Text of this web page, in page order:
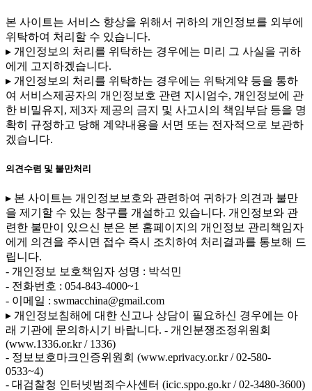
본 사이트는 서비스 향상을 위해서 귀하의 개인정보를 외부에
위탁하여 처리할 수 있습니다.
▸ 개인정보의 처리를 위탁하는 경우에는 미리 그 사실을 귀하
에게 고지하겠습니다.
▸ 개인정보의 처리를 위탁하는 경우에는 위탁계약 등을 통하
여 서비스제공자의 개인정보호 관련 지시엄수, 개인정보에 관
한 비밀유지, 제3자 제공의 금지 및 사고시의 책임부담 등을 명
확히 규정하고 당해 계약내용을 서면 또는 전자적으로 보관하
겠습니다.
의견수렴 및 불만처리
▸ 본 사이트는 개인정보보호와 관련하여 귀하가 의견과 불만
을 제기할 수 있는 창구를 개설하고 있습니다. 개인정보와 관
련한 불만이 있으신 분은 본 홈페이지의 개인정보 관리책임자
에게 의견을 주시면 접수 즉시 조치하여 처리결과를 통보해 드
립니다.
- 개인정보 보호책임자 성명 : 박석민
- 전화번호 : 054-843-4000~1
- 이메일 : swmacchina@gmail.com
▸ 개인정보침해에 대한 신고나 상담이 필요하신 경우에는 아
래 기관에 문의하시기 바랍니다. - 개인분쟁조정위원회
(www.1336.or.kr / 1336)
- 정보보호마크인증위원회 (www.eprivacy.or.kr / 02-580-
0533~4)
- 대검찰청 인터넷범죄수사센터 (icic.sppo.go.kr / 02-3480-3600)